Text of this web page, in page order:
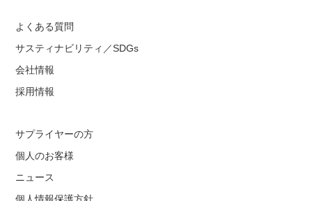
よくある質問
サスティナビリティ／SDGs
会社情報
採用情報
サプライヤーの方
個人のお客様
ニュース